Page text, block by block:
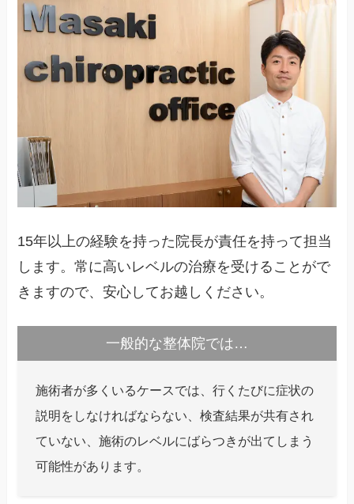
15年以上の経験を持った院長が責任を持って担当
します。常に高いレベルの治療を受けることがで
きますので、安心してお越しください。
一般的な整体院では…
施術者が多くいるケースでは、行くたびに症状の
説明をしなければならない、検査結果が共有され
ていない、施術のレベルにばらつきが出てしまう
可能性があります。